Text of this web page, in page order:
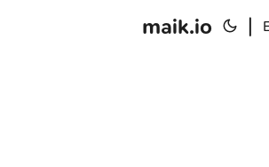
maik.io